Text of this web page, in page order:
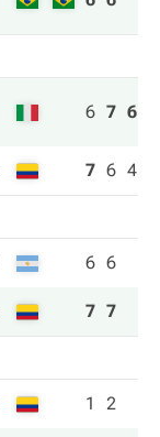
6 7 6
7 6 4
6 6
7 7
1 2